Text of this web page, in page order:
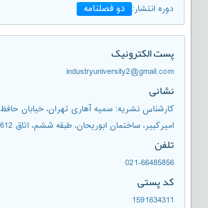
دوره انتشار: دو فصلنامه
پست الکترونیک
industryuniversity2@gmail.com
نشانی
کارشناس نشریه: سمیه آهاری تهران، خیابان
امیرکبیر، ساختمان ابوریحان، طبقه ششم، اتاق 612
تلفن
021-66485856
کد پستی
1591634311